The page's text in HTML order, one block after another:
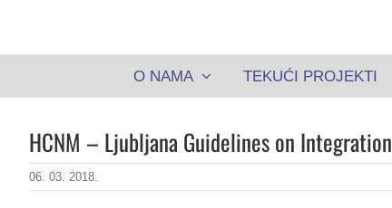
O NAMA TEKUĆI PROJEKTI
HCNM – Ljubljana Guidelines on Integration
06. 03. 2018.